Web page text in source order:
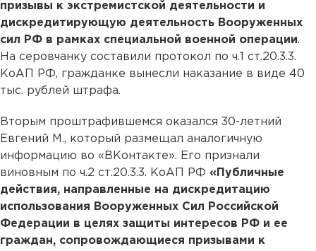
призывы к экстремистской деятельности и
дискредитирующую деятельность Вооруженных
сил РФ в рамках специальной военной операции.
На серовчанку составили протокол по ч.1 ст.20.3.3.
КоАП РФ, гражданке вынесли наказание в виде 40
тыс. рублей штрафа.
Вторым проштрафившемся оказался 30-летний
Евгений М., который размещал аналогичную
информацию во «ВКонтакте». Его признали
виновным по ч.2 ст.20.3.3. КоАП РФ «Публичные
действия, направленные на дискредитацию
использования Вооруженных Сил Российской
Федерации в целях защиты интересов РФ и ее
граждан, сопровождающиеся призывами к